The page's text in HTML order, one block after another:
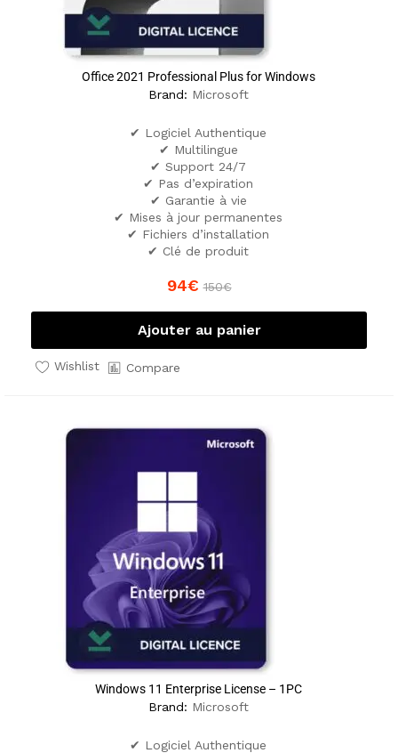
Office 2021 Professional Plus for Windows
Brand: Microsoft
✔ Logiciel Authentique
✔ Multilingue
✔ Support 24/7
✔ Pas d’expiration
✔ Garantie à vie
✔ Mises à jour permanentes
✔ Fichiers d’installation
✔ Clé de produit
94€ 150€
Ajouter au panier
Wishlist Compare
Windows 11 Enterprise License – 1PC
Brand: Microsoft
✔ Logiciel Authentique